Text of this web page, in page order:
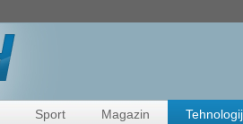
Sport Magazin